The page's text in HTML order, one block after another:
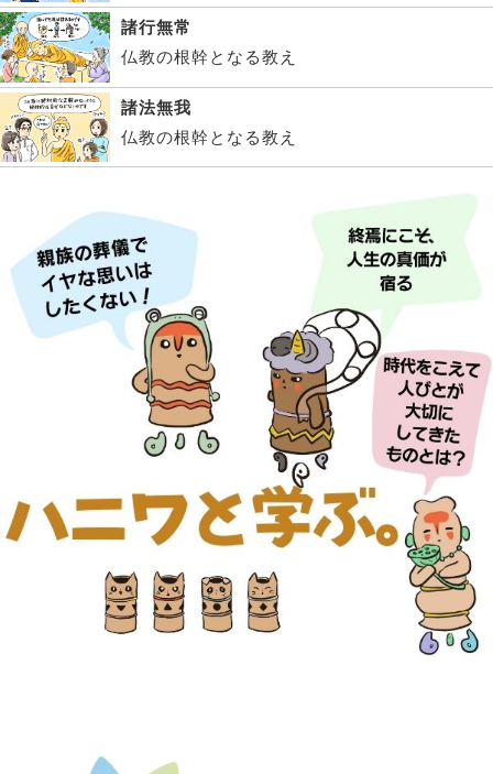
諸行無常
仏教の根幹となる教え
諸法無我
仏教の根幹となる教え